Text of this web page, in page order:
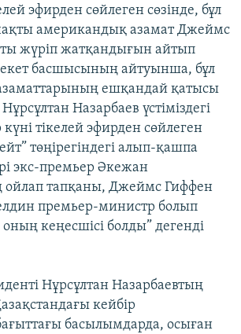
эфирден сөйлеген сөзінде, бұл
американдық азамат Джеймс
жүріп жатқандығын айтып
басшысының айтуынша, бұл
ешқандай қатысы
Назарбаев үстіміздегі
тікелей эфирден сөйлеген
төңірегіндегі алып-қашпа
экс-премьер Әкежан
ойлап тапқаны, Джеймс Гиффен
премьер-министр болып
кеңесшісі болды” дегенді
Нұрсұлтан Назарбаевтың
кейбір
басылымдарда, осыған